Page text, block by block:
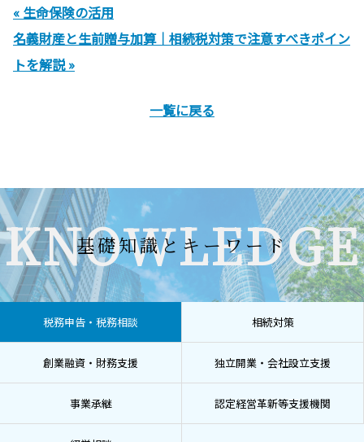
« 生命保険の活用
名義財産と生前贈与加算｜相続税対策で注意すべきポイン
トを解説 »
一覧に戻る
KNOWLEDGE
基礎知識とキーワード
税務申告・税務相談 相続対策
創業融資・財務支援 独立開業・会社設立支援
事業承継 認定経営革新等支援機関